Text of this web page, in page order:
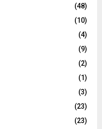
(48)
(10)
(4)
(9)
(2)
(1)
(3)
(23)
(23)